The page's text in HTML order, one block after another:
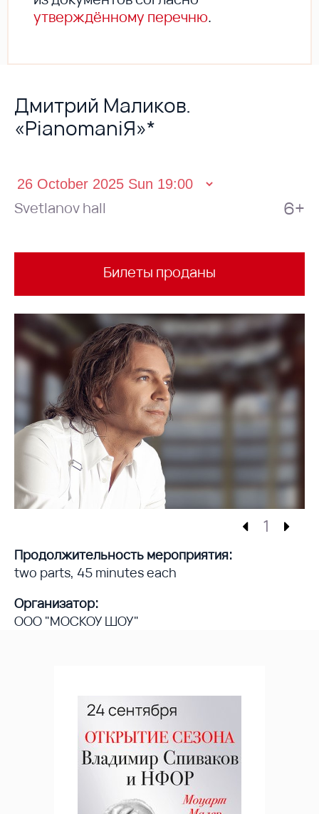
утверждённому перечню.
Дмитрий Маликов.
«PianomaniЯ»*
Svetlanov hall 6+
Билеты проданы
1
Продолжительность мероприятия:
two parts, 45 minutes each
Организатор:
ООО "МОСКОУ ШОУ"